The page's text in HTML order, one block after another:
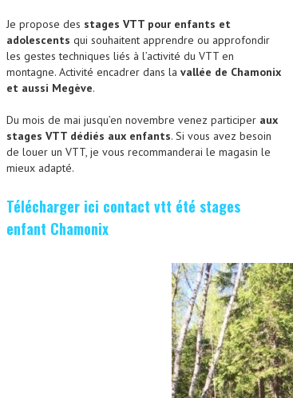
Je propose des stages VTT pour enfants et
adolescents qui souhaitent apprendre ou approfondir
les gestes techniques liés à l’activité du VTT en
montagne. Activité encadrer dans la vallée de Chamonix
et aussi Megève.
Du mois de mai jusqu’en novembre venez participer aux
stages VTT dédiés aux enfants. Si vous avez besoin
de louer un VTT, je vous recommanderai le magasin le
mieux adapté.
Télécharger ici contact vtt été stages
enfant Chamonix